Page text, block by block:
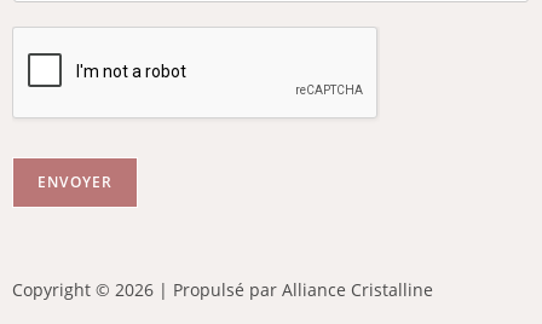
ENVOYER
Copyright © 2026 | Propulsé par Alliance Cristalline